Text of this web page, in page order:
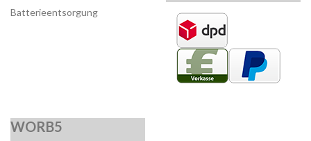
Batterieentsorgung
WORB5